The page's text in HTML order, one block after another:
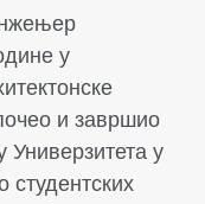
у
и завршио
Универзитета у
студентских